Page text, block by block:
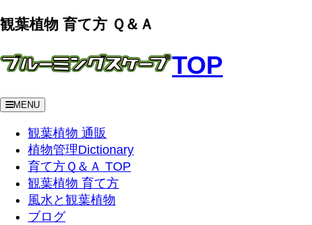
観葉植物 育て方 Ｑ＆Ａ
TOP
MENU
観葉植物 通販
植物管理Dictionary
育て方Ｑ＆Ａ TOP
観葉植物 育て方
風水と観葉植物
ブログ